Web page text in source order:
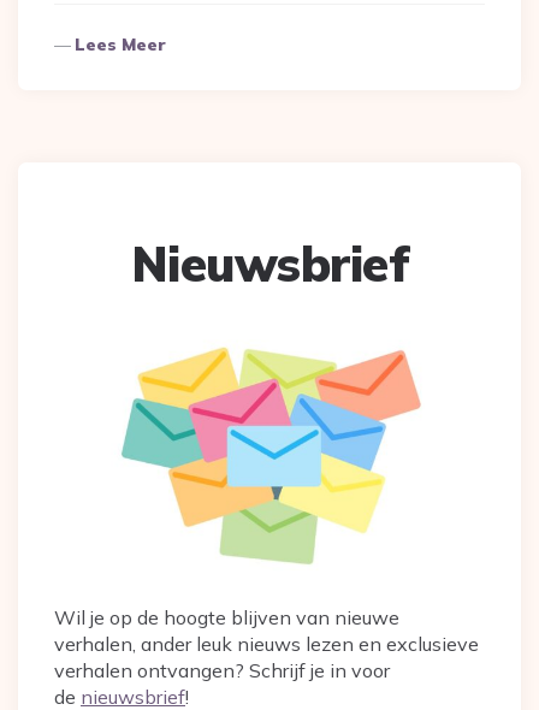
Lees Meer
Nieuwsbrief
Wil je op de hoogte blijven van nieuwe
verhalen, ander leuk nieuws lezen en exclusieve
verhalen ontvangen? Schrijf je in voor
de nieuwsbrief!